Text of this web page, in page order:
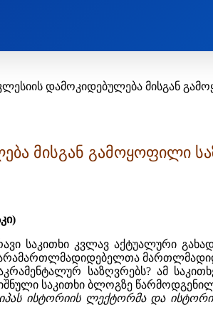
დამოკიდებულება მისგან
მისგან გამოყოფილი
საკითხი კვლავ აქტუალური
საზღვრებს? ამ
საკითხი ბლოგზე
ისტორიის ლექტორმა და